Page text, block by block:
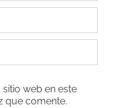
web en este
que comente.